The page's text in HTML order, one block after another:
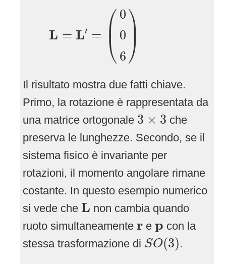
L = L′ = ⎛
⎜
⎜
⎝
0
0
6
⎞
⎟
⎟
⎠
06)
Il risultato mostra due fatti chiave.
Primo, la rotazione è rappresentata da
una matrice ortogonale 3 × 3
3 × 3
che
preserva le lunghezze. Secondo, se il
sistema fisico è invariante per
rotazioni, il momento angolare rimane
costante. In questo esempio numerico
si vede che L
L non cambia quando
ruoto simultaneamente r
r e p
p con la
stessa trasformazione di SO(3)
SO(3) .